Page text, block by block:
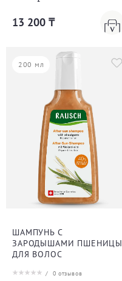
13 200 ₸
200 мл
ШАМПУНЬ С
ЗАРОДЫШАМИ ПШЕНИЦЫ
ДЛЯ ВОЛОС
/ 0 отзывов